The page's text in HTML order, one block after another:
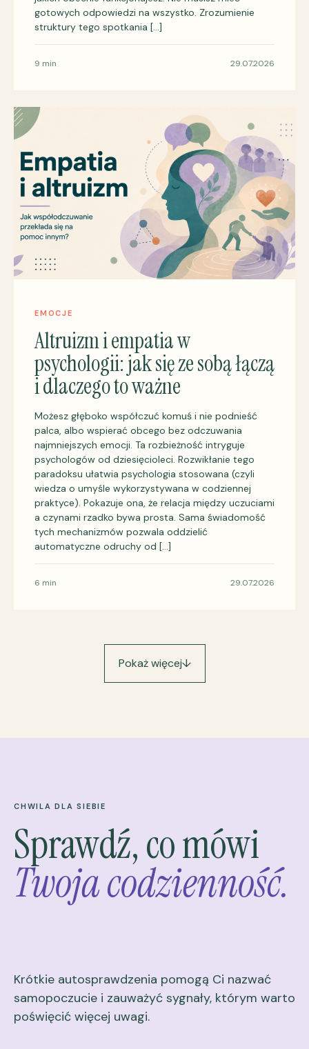
gotowych odpowiedzi na wszystko. Zrozumienie
struktury tego spotkania […]
9 min 29.07.2026
EMOCJE
Altruizm i empatia w
psychologii: jak się ze sobą łączą
i dlaczego to ważne
Możesz głęboko współczuć komuś i nie podnieść
palca, albo wspierać obcego bez odczuwania
najmniejszych emocji. Ta rozbieżność intryguje
psychologów od dziesięcioleci. Rozwikłanie tego
paradoksu ułatwia psychologia stosowana (czyli
wiedza o umyśle wykorzystywana w codziennej
praktyce). Pokazuje ona, że relacja między uczuciami
a czynami rzadko bywa prosta. Sama świadomość
tych mechanizmów pozwala oddzielić
automatyczne odruchy od […]
6 min 29.07.2026
Pokaż więcej↓
CHWILA DLA SIEBIE
Sprawdź, co mówi
Twoja codzienność.
Krótkie autosprawdzenia pomogą Ci nazwać
samopoczucie i zauważyć sygnały, którym warto
poświęcić więcej uwagi.